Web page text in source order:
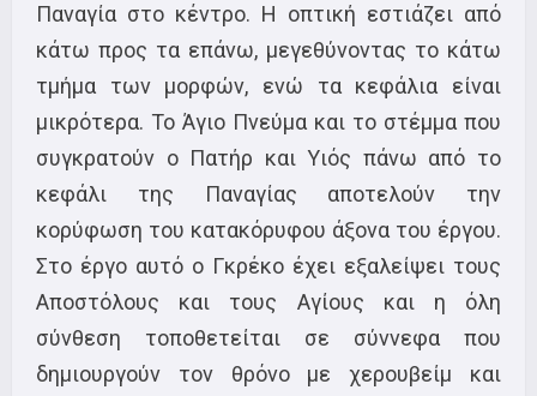
Παναγία στο κέντρο. Η οπτική εστιάζει από
κάτω προς τα επάνω, μεγεθύνοντας το κάτω
τμήμα των μορφών, ενώ τα κεφάλια είναι
μικρότερα. Το Άγιο Πνεύμα και το στέμμα που
συγκρατούν ο Πατήρ και Υιός πάνω από το
κεφάλι της Παναγίας αποτελούν την
κορύφωση του κατακόρυφου άξονα του έργου.
Στο έργο αυτό ο Γκρέκο έχει εξαλείψει τους
Αποστόλους και τους Αγίους και η όλη
σύνθεση τοποθετείται σε σύννεφα που
δημιουργούν τον θρόνο με χερουβείμ και